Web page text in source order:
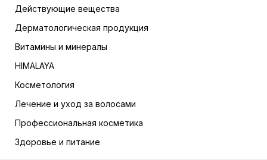
Действующие вещества
Дерматологическая продукция
Витамины и минералы
HIMALAYA
Косметология
Лечение и уход за волосами
Профессиональная косметика
Здоровье и питание